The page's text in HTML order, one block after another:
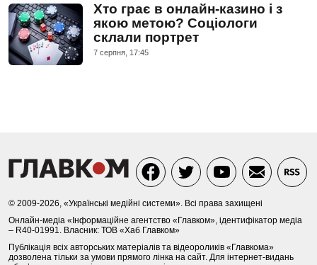
Хто грає в онлайн-казино і з
якою метою? Соціологи
склали портрет
7 серпня, 17:45
© 2009-2026, «Українські медійні системи». Всі права захищені
Онлайн-медіа «Інформаційне агентство «Главком», ідентифікатор медіа
– R40-01991. Власник: ТОВ «Хаб Главком»
Публікація всіх авторських матеріалів та відеороликів «Главкома»
дозволена тільки за умови прямого лінка на сайт. Для інтернет-видань